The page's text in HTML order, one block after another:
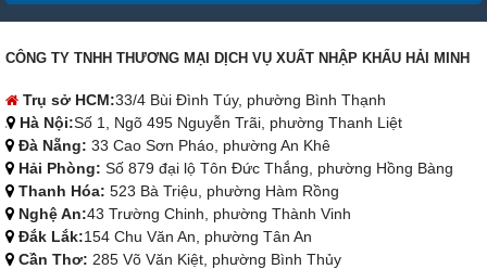
CÔNG TY TNHH THƯƠNG MẠI DỊCH VỤ XUẤT NHẬP KHẨU HẢI MINH
Trụ sở HCM:33/4 Bùi Đình Túy, phường Bình Thạnh
Hà Nội:Số 1, Ngõ 495 Nguyễn Trãi, phường Thanh Liệt
Đà Nẵng: 33 Cao Sơn Pháo, phường An Khê
Hải Phòng: Số 879 đại lộ Tôn Đức Thắng, phường Hồng Bàng
Thanh Hóa: 523 Bà Triệu, phường Hàm Rồng
Nghệ An:43 Trường Chinh, phường Thành Vinh
Đắk Lắk:154 Chu Văn An, phường Tân An
Cần Thơ: 285 Võ Văn Kiệt, phường Bình Thủy